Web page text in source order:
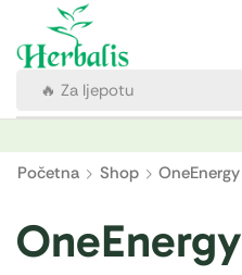
🔥 Za imunitet
Početna Shop OneEnergy
OneEnergy